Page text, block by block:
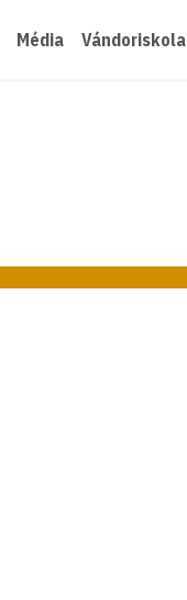
Média Vándoriskola